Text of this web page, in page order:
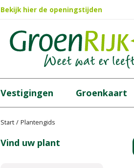
Start Plantengids
Bekijk hier de openingstijden
Vestigingen Groenkaart
Vind uw plant